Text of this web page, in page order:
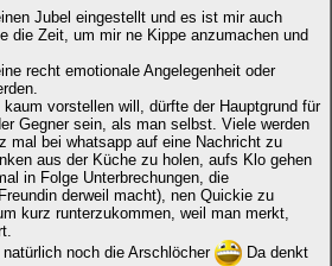
Jubel eingestellt und es ist mir auch
die Zeit, um mir ne Kippe anzumachen und
recht emotionale Angelegenheit oder
vorstellen will, dürfte der Hauptgrund für
Gegner sein, als man selbst. Viele werden
mal bei whatsapp auf eine Nachricht zu
aus der Küche zu holen, aufs Klo gehen
in Folge Unterbrechungen, die
derweil macht), nen Quickie zu
kurz runterzukommen, weil man merkt,
noch die Arschlöcher
Da denkt